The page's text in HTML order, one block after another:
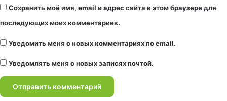
Сохранить моё имя, email и адрес сайта в этом браузере для
последующих моих комментариев.
Уведомить меня о новых комментариях по email.
Уведомлять меня о новых записях почтой.